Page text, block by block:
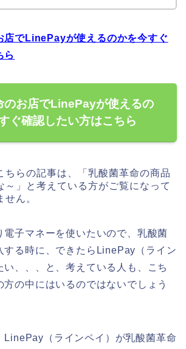
店でLinePayが使えるのかを今すぐ
ら
のお店でLinePayが使えるの
ぐ確認したい方はこちら
ちらの記事は、「乳酸菌革命の商品
～」と考えている方がご覧になって
ん。
電子マネーを使いたいので、乳酸菌
する時に、できたらLinePay（ライン
い、、、と、考えている人も、こち
方の中にはいるのではないでしょう
LinePay（ラインペイ）が乳酸菌革命